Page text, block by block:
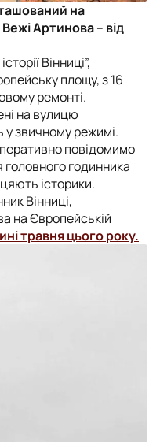
на
Артинова – від
Вінниці”,
площу, з 16
ремонті.
на вулицю
звичному режимі.
повідомимо
годинника
історики.
Вінниці,
на Європейській
травня цього року.